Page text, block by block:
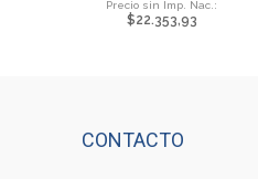
$22.353,93
CONTACTO